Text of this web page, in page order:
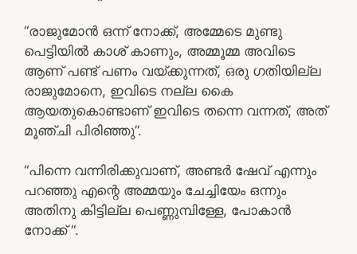
“രാജുമോൻ ഒന്ന് നോക്ക്, അമ്മേടെ മുണ്ടു
പെട്ടിയിൽ കാശ് കാണും, അമ്മൂമ്മ അവിടെ
ആണ് പണ്ട് പണം വയ്ക്കുന്നത്, ഒരു ഗതിയില്ല
രാജുമോനെ, ഇവിടെ നല്ല കൈ
ആയതുകൊണ്ടാണ് ഇവിടെ തന്നെ വന്നത്, അത്
മൂഞ്ചി പിരിഞ്ഞു”.
“പിന്നെ വന്നിരിക്കുവാണ്, അണ്ടർ ഷേവ് എന്നും
പറഞ്ഞു എന്റെ അമ്മയും ചേച്ചിയേം ഒന്നും
അതിനു കിട്ടില്ല പെണ്ണുമ്പിള്ളേ, പോകാൻ
നോക്ക് “.